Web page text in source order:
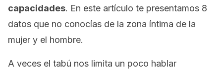
capacidades. En este artículo te presentamos 8
datos que no conocías de la zona íntima de la
mujer y el hombre.
A veces el tabú nos limita un poco hablar